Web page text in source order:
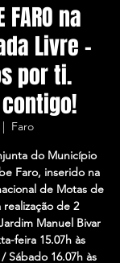
FARO na
Livre -
por ti.
Faro
do Município
Faro, inserido na
de Motas de
realização de 2
Manuel Bivar
feira 15.07h às
Sábado 16.07h às